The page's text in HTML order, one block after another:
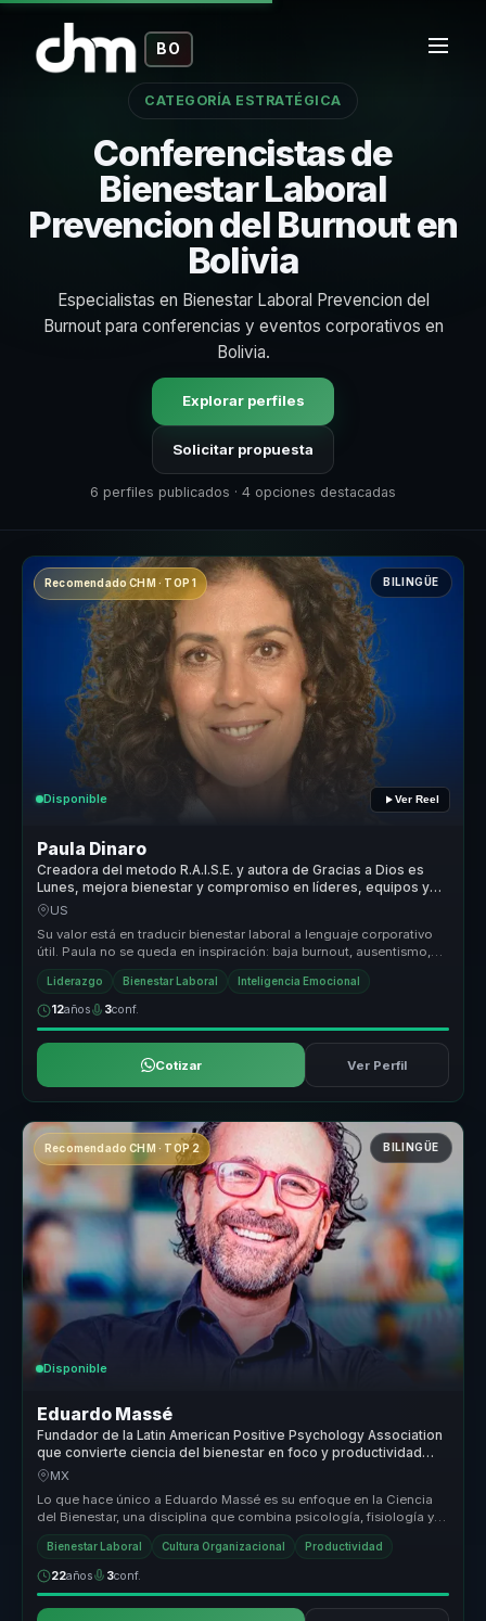
BO
CATEGORÍA ESTRATÉGICA
Conferencistas de
Bienestar Laboral
Prevencion del Burnout en
Bolivia
Especialistas en Bienestar Laboral Prevencion del
Burnout para conferencias y eventos corporativos en
Bolivia.
Explorar perfiles
Solicitar propuesta
6 perfiles publicados · 4 opciones destacadas
Recomendado CHM · TOP 1 BILINGÜE
Disponible Ver Reel
Paula Dinaro
Creadora del metodo R.A.I.S.E. y autora de Gracias a Dios es
Lunes, mejora bienestar y compromiso en líderes, equipos y
empresas.
US
Su valor está en traducir bienestar laboral a lenguaje corporativo
útil. Paula no se queda en inspiración: baja burnout, ausentismo,
renu...
Liderazgo Bienestar Laboral Inteligencia Emocional
12años 3conf.
Cotizar Ver Perfil
Recomendado CHM · TOP 2 BILINGÜE
Disponible
Eduardo Massé
Fundador de la Latin American Positive Psychology Association
que convierte ciencia del bienestar en foco y productividad
para empresas y equipos.
MX
Lo que hace único a Eduardo Massé es su enfoque en la Ciencia
del Bienestar, una disciplina que combina psicología, fisiología y
mindfuln...
Bienestar Laboral Cultura Organizacional Productividad
22años 3conf.